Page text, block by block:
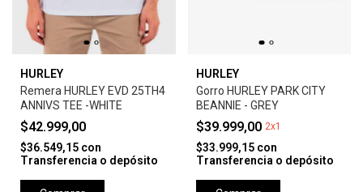
HURLEY
Remera HURLEY EVD 25TH4
ANNIVS TEE -WHITE
$42.999,00
$36.549,15 con
Transferencia o depósito
HURLEY
Gorro HURLEY PARK CITY
BEANNIE - GREY
$39.999,00 2x1
$33.999,15 con
Transferencia o depósito